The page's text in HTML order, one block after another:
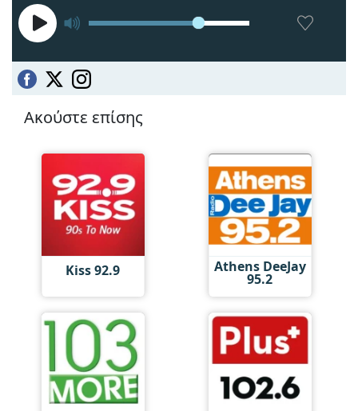
Ακούστε επίσης
Kiss 92.9 Athens DeeJay
95.2